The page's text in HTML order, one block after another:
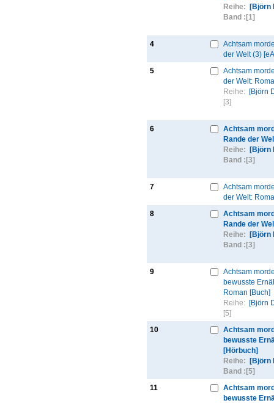
Reihe:
[Björn
Band : [1]
4
Achtsam
der Welt (3)
5
Achtsam
der Welt:
Reihe: [Björn
[3]
6
Achtsam
Rande der
Reihe:
[Björn
Band : [3]
7
Achtsam
der Welt:
8
Achtsam
Rande der
Reihe:
[Björn
Band : [3]
9
Achtsam
bewusste
Roman [Buch]
Reihe: [Björn
[5]
10
Achtsam
bewusste
[Hörbuch]
Reihe:
[Björn
Band : [5]
11
Achtsam
bewusste